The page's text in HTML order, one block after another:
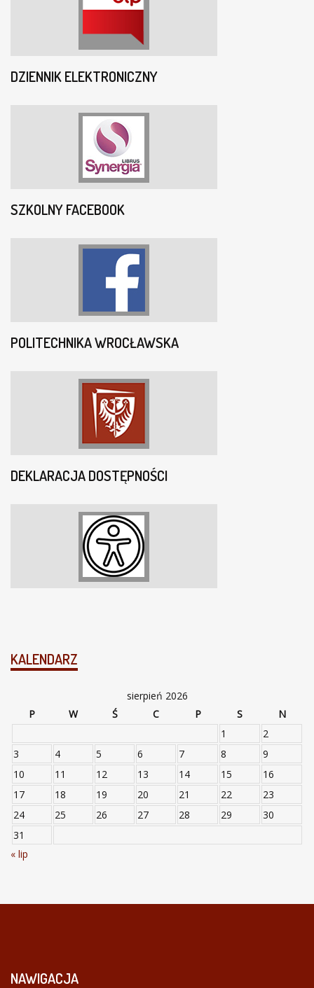
DZIENNIK ELEKTRONICZNY
SZKOLNY FACEBOOK
POLITECHNIKA WROCŁAWSKA
DEKLARACJA DOSTĘPNOŚCI
KALENDARZ
sierpień 2026
P
W Ś C P S
N
1
2
3
4 5 6 7 8
9
10
11 12 13 14 15
16
17
18 19 20 21 22
23
24
25 26 27 28 29
30
31
« lip
NAWIGACJA